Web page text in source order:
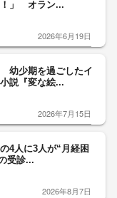
！」 オラン...
2026年6月19日
幼少期を過ごしたイ
説『変な絵...
2026年7月15日
4人に3人が“月経困
受診...
2026年8月7日